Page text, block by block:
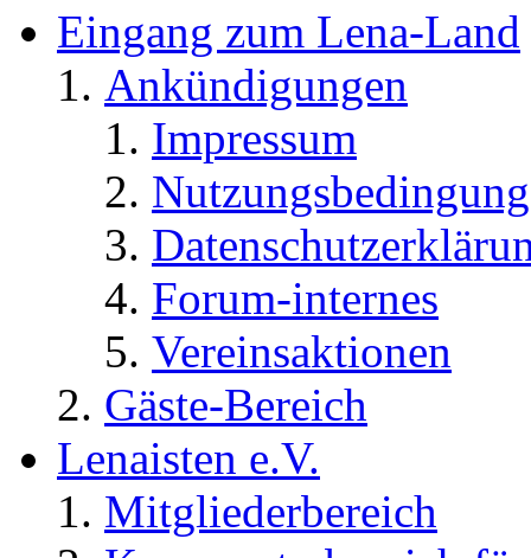
Eingang zum Lena-Land
Ankündigungen
Impressum
Forum-internes
Vereinsaktionen
Gäste-Bereich
Lenaisten e.V.
Mitgliederbereich